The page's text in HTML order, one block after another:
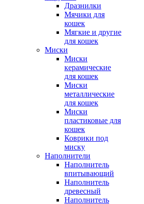
Дразнилки
Мячики для
кошек
Мягкие и другие
для кошек
Миски
Миски
керамические
для кошек
Миски
металлические
для кошек
Миски
пластиковые для
кошек
Коврики под
миску
Наполнители
Наполнитель
впитывающий
Наполнитель
древесный
Наполнитель